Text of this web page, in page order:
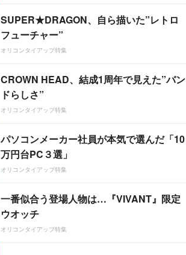
SUPER★DRAGON、自ら描いた”レトロ
フューチャー”
オリコンタイアップ特集
CROWN HEAD、結成1周年で見えた”バン
ドらしさ”
オリコンタイアップ特集
パソコンメーカー社員が本気で選んだ「10
万円台PC３選」
オリコンタイアップ特集
一番似合う登場人物は…『VIVANT』限定
ウオッチ
オリコンタイアップ特集